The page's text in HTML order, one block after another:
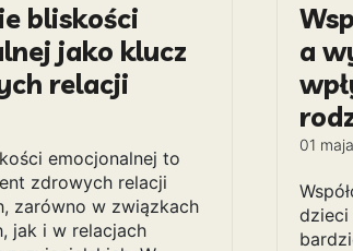
bliskości
jako klucz
relacji
emocjonalnej to
zdrowych relacji
zarówno w związkach
jak i w relacjach
a
01
dzieci